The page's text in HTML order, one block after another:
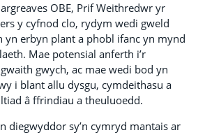
OBE, Prif Weithredwr yr
ers y cyfnod clo, rydym wedi gweld
yn erbyn plant a phobl ifanc yn mynd
Mae potensial anferth i’r
gwych, ac mae wedi bod yn
i blant allu dysgu, cymdeithasu a
â ffrindiau a theuluoedd.
diegwyddor sy’n cymryd mantais ar